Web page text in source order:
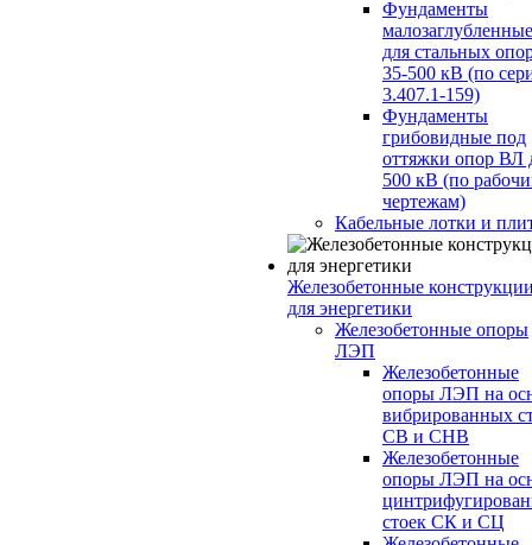
Фундаменты
малозаглубленные
для стальных
35-500 кВ (по
3.407.1-159)
Фундаменты
грибовидные под
оттяжки опор ВЛ
500 кВ (по
чертежам)
Кабельные лотки и
Железобетонные
для энергетики
Железобетонные опоры
ЛЭП
Железобетонные
опоры ЛЭП на
вибрированных
СВ и СНВ
Железобетонные
опоры ЛЭП на
стоек СК и СЦ